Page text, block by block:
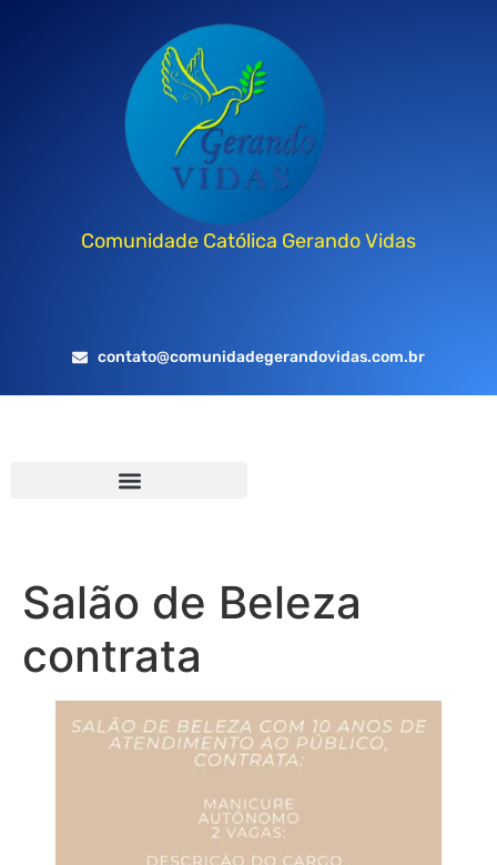
Comunidade Católica Gerando Vidas
contato@comunidadegerandovidas.com.br
Salão de Beleza
contrata